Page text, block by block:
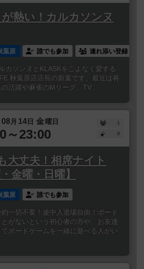
熱い！カルカソンヌ
葉原 誰でも参加 連れ添い登録
カソンヌとKLASKをこよなく愛する
秋葉原店店長の新葉です。最近は将
活躍や麻雀のMリーグ、TV...
08 月 14日 金曜日
～23:00
1
0
大丈夫！相席ナイト
金曜・日曜】
葉原 誰でも参加
一切不要！途中入退場自由！ボード
がないという初心者の方や、お友達
ボードゲームを一緒に遊べる人がい